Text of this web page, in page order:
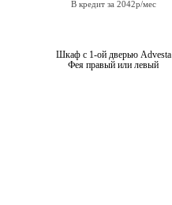
В кредит за 2042р/мес
Шкаф с 1-ой дверью Advesta
Фея правый или левый